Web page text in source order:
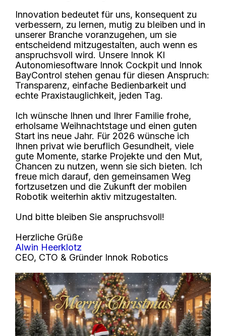
Innovation bedeutet für uns, konsequent zu
verbessern, zu lernen, mutig zu bleiben und in
unserer Branche voranzugehen, um sie
entscheidend mitzugestalten, auch wenn es
anspruchsvoll wird. Unsere Innok KI
Autonomiesoftware Innok Cockpit und Innok
BayControl stehen genau für diesen Anspruch:
Transparenz, einfache Bedienbarkeit und
echte Praxistauglichkeit, jeden Tag.
Ich wünsche Ihnen und Ihrer Familie frohe,
erholsame Weihnachtstage und einen guten
Start ins neue Jahr. Für 2026 wünsche ich
Ihnen privat wie beruflich Gesundheit, viele
gute Momente, starke Projekte und den Mut,
Chancen zu nutzen, wenn sie sich bieten. Ich
freue mich darauf, den gemeinsamen Weg
fortzusetzen und die Zukunft der mobilen
Robotik weiterhin aktiv mitzugestalten.
Und bitte bleiben Sie anspruchsvoll!
Herzliche Grüße
Alwin Heerklotz
CEO, CTO & Gründer Innok Robotics